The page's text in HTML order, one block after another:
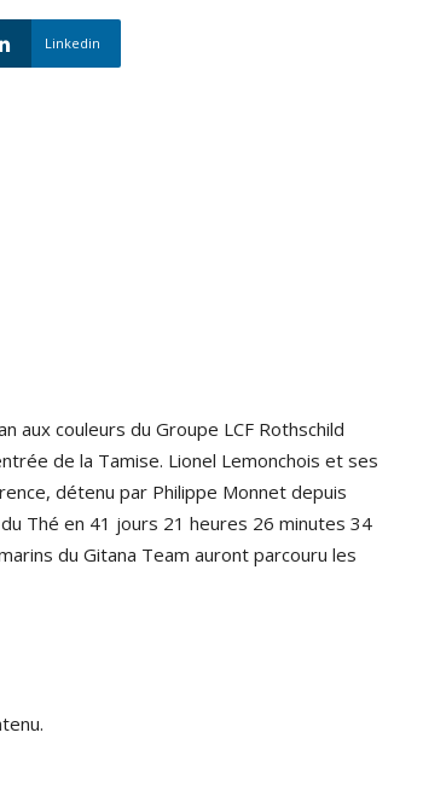
Linkedin
aux couleurs du Groupe LCF Rothschild
de la Tamise. Lionel Lemonchois et ses
détenu par Philippe Monnet depuis
Thé en 41 jours 21 heures 26 minutes 34
du Gitana Team auront parcouru les